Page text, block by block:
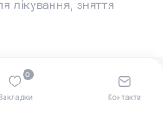
Закладки
0
Контакти
лікування, зняття